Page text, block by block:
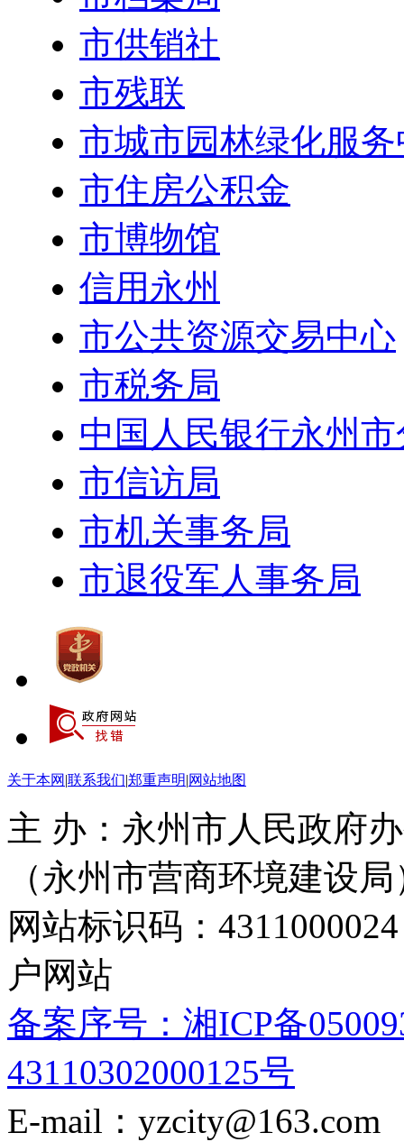
市供销社
市残联
市城市园林绿化服
市住房公积金
市博物馆
信用永州
市公共资源交易中心
市税务局
中国人民银行永州
市信访局
市机关事务局
市退役军人事务局
关于本网 |联系我们|郑重声明|网站地图
主 办：永州市人民政府
（永州市营商环境建设局
网站标识码：
户网站
备案序号：湘ICP备
43110302000125号
E-mail：yzcity@163.com